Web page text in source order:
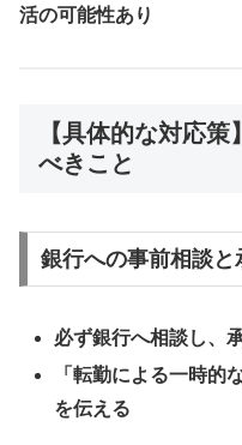
活の可能性あり
【具体的な対応
べきこと
銀行への事前相談と
必ず銀行へ相談し、
「転勤による一時的
を伝える